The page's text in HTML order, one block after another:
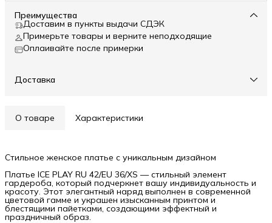
Преимущества
Доставим в пункты выдачи СДЭК
Примерьте товары и верните неподходящие
Оплаивайте после примерки
Доставка
О товаре Характеристики
Стильное женское платье с уникальным дизайном
Платье ICE PLAY RU 42/EU 36/XS — стильный элемент
гардероба, который подчеркнет вашу индивидуальность и
красоту. Этот элегантный наряд выполнен в современной
цветовой гамме и украшен изысканным принтом и
блестящими пайетками, создающими эффектный и
праздничный образ.